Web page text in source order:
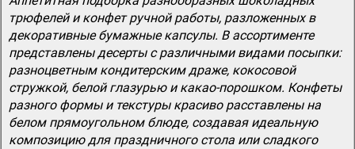
трюфелей и конфет ручной работы, разложенных в
декоративные бумажные капсулы. В ассортименте
представлены десерты с различными видами посыпки:
разноцветным кондитерским драже, кокосовой
стружкой, белой глазурью и какао-порошком. Конфеты
разного формы и текстуры красиво расставлены на
белом прямоугольном блюде, создавая идеальную
композицию для праздничного стола или сладкого